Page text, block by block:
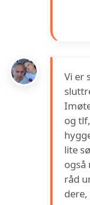
Vi er
og
lite
også
råd